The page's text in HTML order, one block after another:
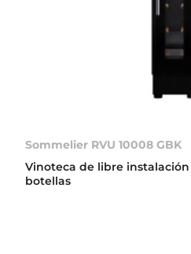
Sommelier RVU 10008 GBK
Vinoteca de libre
botellas